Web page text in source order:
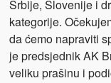
Srbije, Slovenije i
kategorije.
da ćemo napraviti
je predsjednik AK
veliku prašinu i